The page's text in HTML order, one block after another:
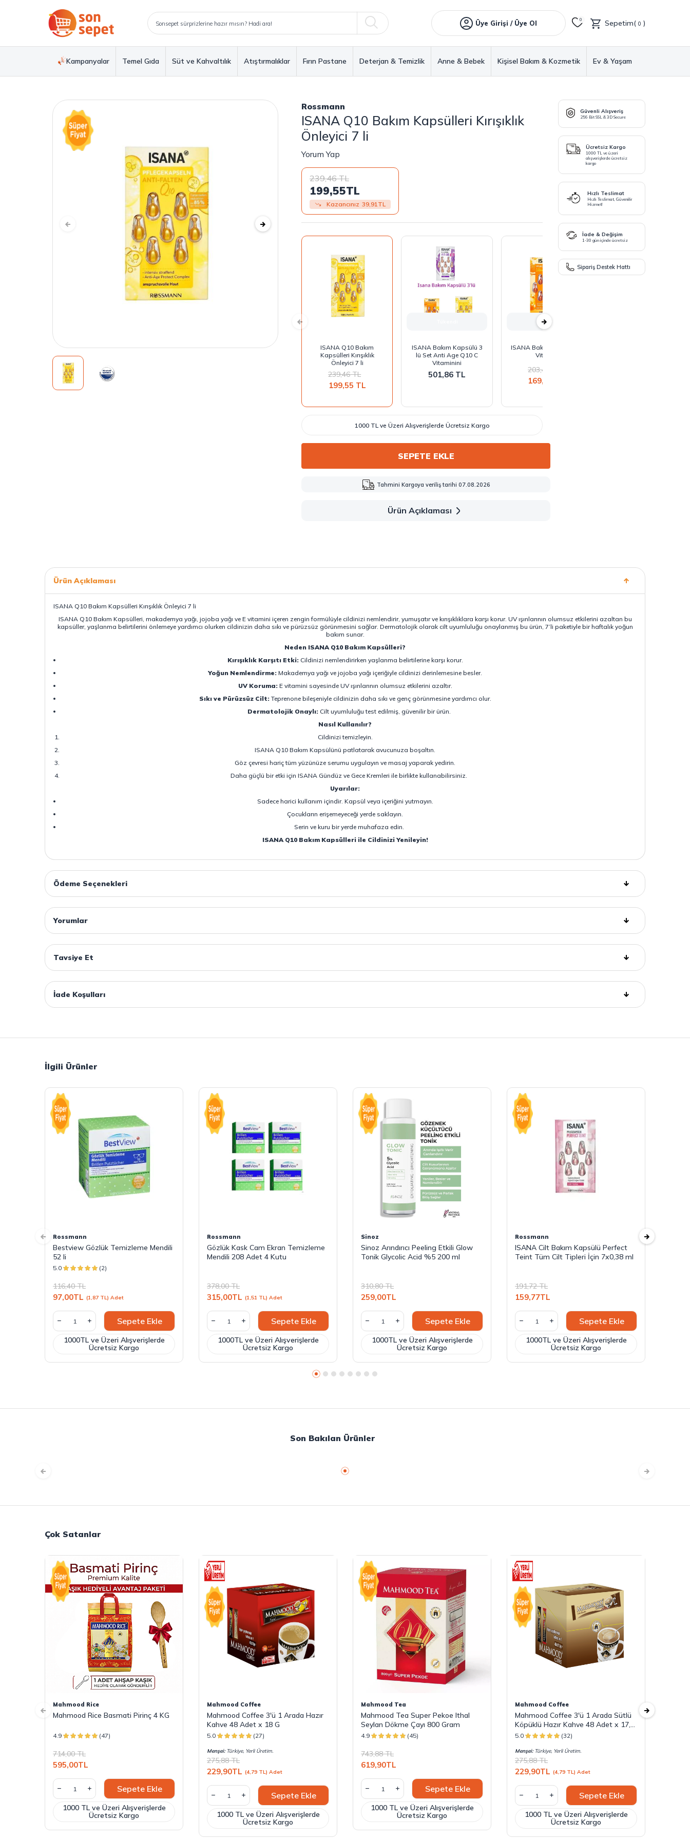
Üye Girişi / Üye Ol 0 Sepetim( 0 )
Kampanyalar Temel Gıda Süt ve Kahvaltılık Atıştırmalıklar Fırın Pastane Deterjan & Temizlik Anne & Bebek Kişisel Bakım & Kozmetik Ev & Yaşam
Rossmann
ISANA Q10 Bakım Kapsülleri Kırışıklık
Önleyici 7 li
Yorum Yap
239,46TL
199,55TL
Kazancınız 39,91TL
ISANA Q10 Bakım
Kapsülleri Kırışıklık
Önleyici 7 li
239,46TL
199,55 TL
ISANA Bakım Kapsülü 3
lü Set Anti Age Q10 C
Vitaminini
501,86 TL
Tükendi
ISANA Bakım Kapsülü C
Vitamin
203,45
169,54
1000 TL ve Üzeri Alışverişlerde Ücretsiz Kargo
SEPETE EKLE
Tahmini Kargoya veriliş tarihi 07.08.2026
Ürün Açıklaması
Güvenli Alışveriş
256 Bit SSL & 3D Secure
Ücretsiz Kargo
1000 TL ve üzeri
alışverişlerde ücretsiz
kargo
Hızlı Teslimat
Hızlı Teslimat, Güvenilir
Hizmet!
İade & Değişim
1-30 gün içinde ücretsiz
Sipariş Destek Hattı
Ürün Açıklaması
ISANA Q10 Bakım Kapsülleri Kırışıklık Önleyici 7 li
ISANA Q10 Bakım Kapsülleri, makademya yağı, jojoba yağı ve E vitamini içeren zengin formülüyle cildinizi nemlendirir, yumuşatır ve kırışıklıklara karşı korur. UV ışınlarının olumsuz etkilerini azaltan bu
kapsüller, yaşlanma belirtilerini önlemeye yardımcı olurken cildinizin daha sıkı ve pürüzsüz görünmesini sağlar. Dermatolojik olarak cilt uyumluluğu onaylanmış bu ürün, 7’li paketiyle bir haftalık yoğun
bakım sunar.
Neden ISANA Q10 Bakım Kapsülleri?
Kırışıklık Karşıtı Etki:Cildinizi nemlendirirken yaşlanma belirtilerine karşı korur.
Yoğun Nemlendirme: Makademya yağı ve jojoba yağı içeriğiyle cildinizi derinlemesine besler.
UV Koruma:E vitamini sayesinde UV ışınlarının olumsuz etkilerini azaltır.
Sıkı ve Pürüzsüz Cilt:Teprenone bileşeniyle cildinizin daha sıkı ve genç görünmesine yardımcı olur.
Dermatolojik Onaylı:Cilt uyumluluğu test edilmiş, güvenilir bir ürün.
Nasıl Kullanılır?
Cildinizi temizleyin.
ISANA Q10 Bakım Kapsülünü patlatarak avucunuza boşaltın.
Göz çevresi hariç tüm yüzünüze serumu uygulayın ve masaj yaparak yedirin.
Daha güçlü bir etki için ISANA Gündüz ve Gece Kremleri ile birlikte kullanabilirsiniz.
Uyarılar:
Sadece harici kullanım içindir. Kapsül veya içeriğini yutmayın.
Çocukların erişemeyeceği yerde saklayın.
Serin ve kuru bir yerde muhafaza edin.
ISANA Q10 Bakım Kapsülleri ile Cildinizi Yenileyin!
Ödeme Seçenekleri
Yorumlar
Tavsiye Et
İade Koşulları
İlgili Ürünler
Rossmann
Bestview Gözlük Temizleme Mendili
52 li
5.0 (2)
116,40TL
97,00TL (1,87 TL) Adet
Sepete Ekle
1000TL ve Üzeri Alışverişlerde
Ücretsiz Kargo
Rossmann
Gözlük Kask Cam Ekran Temizleme
Mendili 208 Adet 4 Kutu
378,00TL
315,00TL (1,51 TL) Adet
Sepete Ekle
1000TL ve Üzeri Alışverişlerde
Ücretsiz Kargo
Sinoz
Sinoz Arındırıcı Peeling Etkili Glow
Tonik Glycolic Acid %5 200 ml
310,80TL
259,00TL
Sepete Ekle
1000TL ve Üzeri Alışverişlerde
Ücretsiz Kargo
Rossmann
ISANA Cilt Bakım Kapsülü Perfect
Teint Tüm Cilt Tipleri İçin 7x0,38 ml
191,72TL
159,77TL
Sepete Ekle
1000TL ve Üzeri Alışverişlerde
Ücretsiz Kargo
Son Bakılan Ürünler
Çok Satanlar
Mahmood Rice
Mahmood Rice Basmati Pirinç 4 KG
4.9 (47)
714,00TL
595,00TL
Sepete Ekle
1000 TL ve Üzeri Alışverişlerde
Ücretsiz Kargo
Mahmood Coffee
Mahmood Coffee 3'ü 1 Arada Hazır
Kahve 48 Adet x 18 G
5.0 (27)
Menşei:Türkiye, Yerli Üretim.
275,88TL
229,90TL (4,79 TL) Adet
Sepete Ekle
1000 TL ve Üzeri Alışverişlerde
Ücretsiz Kargo
Mahmood Tea
Mahmood Tea Super Pekoe Ithal
Seylan Dökme Çayı 800 Gram
4.9 (45)
743,88TL
619,90TL
Sepete Ekle
1000 TL ve Üzeri Alışverişlerde
Ücretsiz Kargo
Mahmood Coffee
Mahmood Coffee 3'ü 1 Arada Sütlü
Köpüklü Hazır Kahve 48 Adet x 17,4
G
5.0 (32)
Menşei:Türkiye, Yerli Üretim.
275,88TL
229,90TL (4,79 TL) Adet
Sepete Ekle
1000 TL ve Üzeri Alışverişlerde
Ücretsiz Kargo